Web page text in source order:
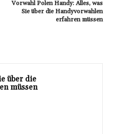
Vorwahl Polen Handy: Alles, was
Sie über die Handyvorwahlen
erfahren müssen
über die
müssen